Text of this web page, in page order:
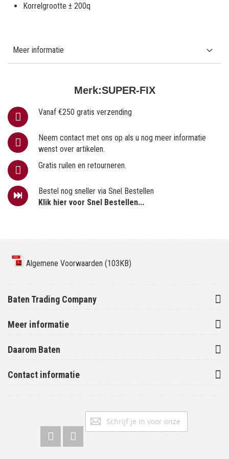
Merk:SUPER-FIX
Vanaf €250 gratis verzending
Neem contact met ons op als u nog meer informatie
wenst over artikelen.
Gratis ruilen en retourneren.
Bestel nog sneller via Snel Bestellen
Klik hier voor Snel Bestellen...
Korrelgrootte ± 200q
Meer informatie
Algemene Voorwaarden (103KB)
Baten Trading Company
Meer informatie
Daarom Baten
Contact informatie
Abonneer